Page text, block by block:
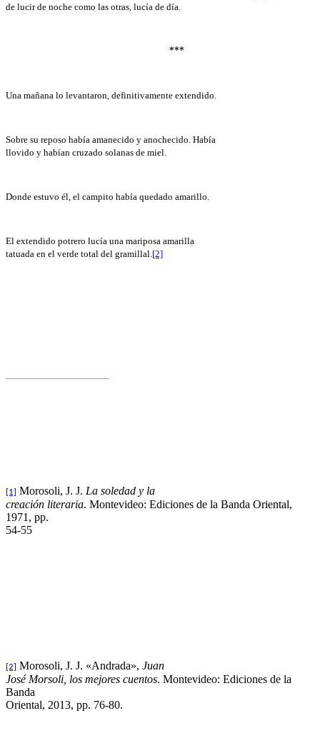
de lucir de noche como las otras, lucía de día.
***
Una mañana lo levantaron, definitivamente extendido.
Sobre su reposo había amanecido y anochecido. Había
llovido y habían cruzado solanas de miel.
Donde estuvo él, el campito había quedado amarillo.
El extendido potrero lucía una mariposa amarilla
tatuada en el verde total del gramillal. [2]
[1] Morosoli, J. J. La soledad y la
creación literaria. Montevideo: Ediciones de la Banda Oriental,
1971, pp.
54-55
[2] Morosoli, J. J. «Andrada», Juan
José Morsoli, los mejores cuentos. Montevideo: Ediciones de la
Banda
Oriental, 2013, pp. 76-80.